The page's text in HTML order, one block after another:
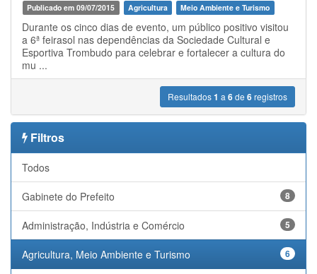
Publicado em 09/07/2015 Agricultura Meio Ambiente e Turismo
Durante os cinco dias de evento, um público positivo visitou
a 6ª feirasol nas dependências da Sociedade Cultural e
Esportiva Trombudo para celebrar e fortalecer a cultura do
mu ...
Resultados1 a 6de 6registros
Filtros
Todos
8
Gabinete do Prefeito
5
Administração, Indústria e Comércio
6
Agricultura, Meio Ambiente e Turismo